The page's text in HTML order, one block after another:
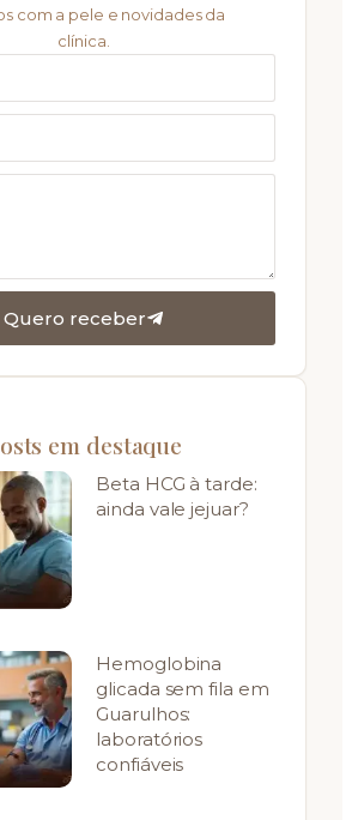
com a pele e novidades da
clínica.
Quero receber
em destaque
Beta HCG à tarde:
ainda vale jejuar?
Hemoglobina
glicada sem fila em
Guarulhos:
laboratórios
confiáveis